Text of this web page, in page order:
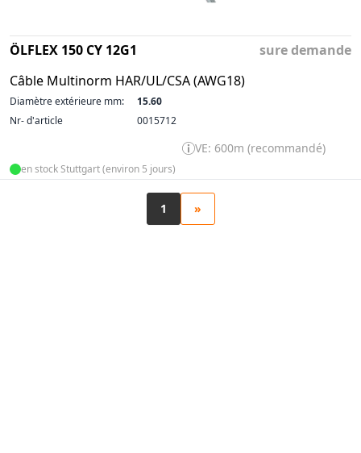
ÖLFLEX 150 CY 12G1
Câble Multinorm HAR/UL/CSA (AWG18)
sure demande
Diamètre extérieure mm:
15.60
Nr- d'article
0015712
VE: 600m (recommandé)
en stock Stuttgart (environ 5 jours)
1 »